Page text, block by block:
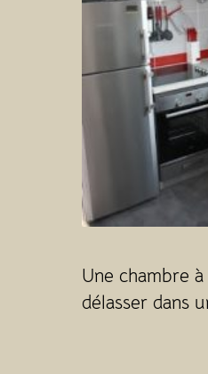
Une chambre
délasser dans